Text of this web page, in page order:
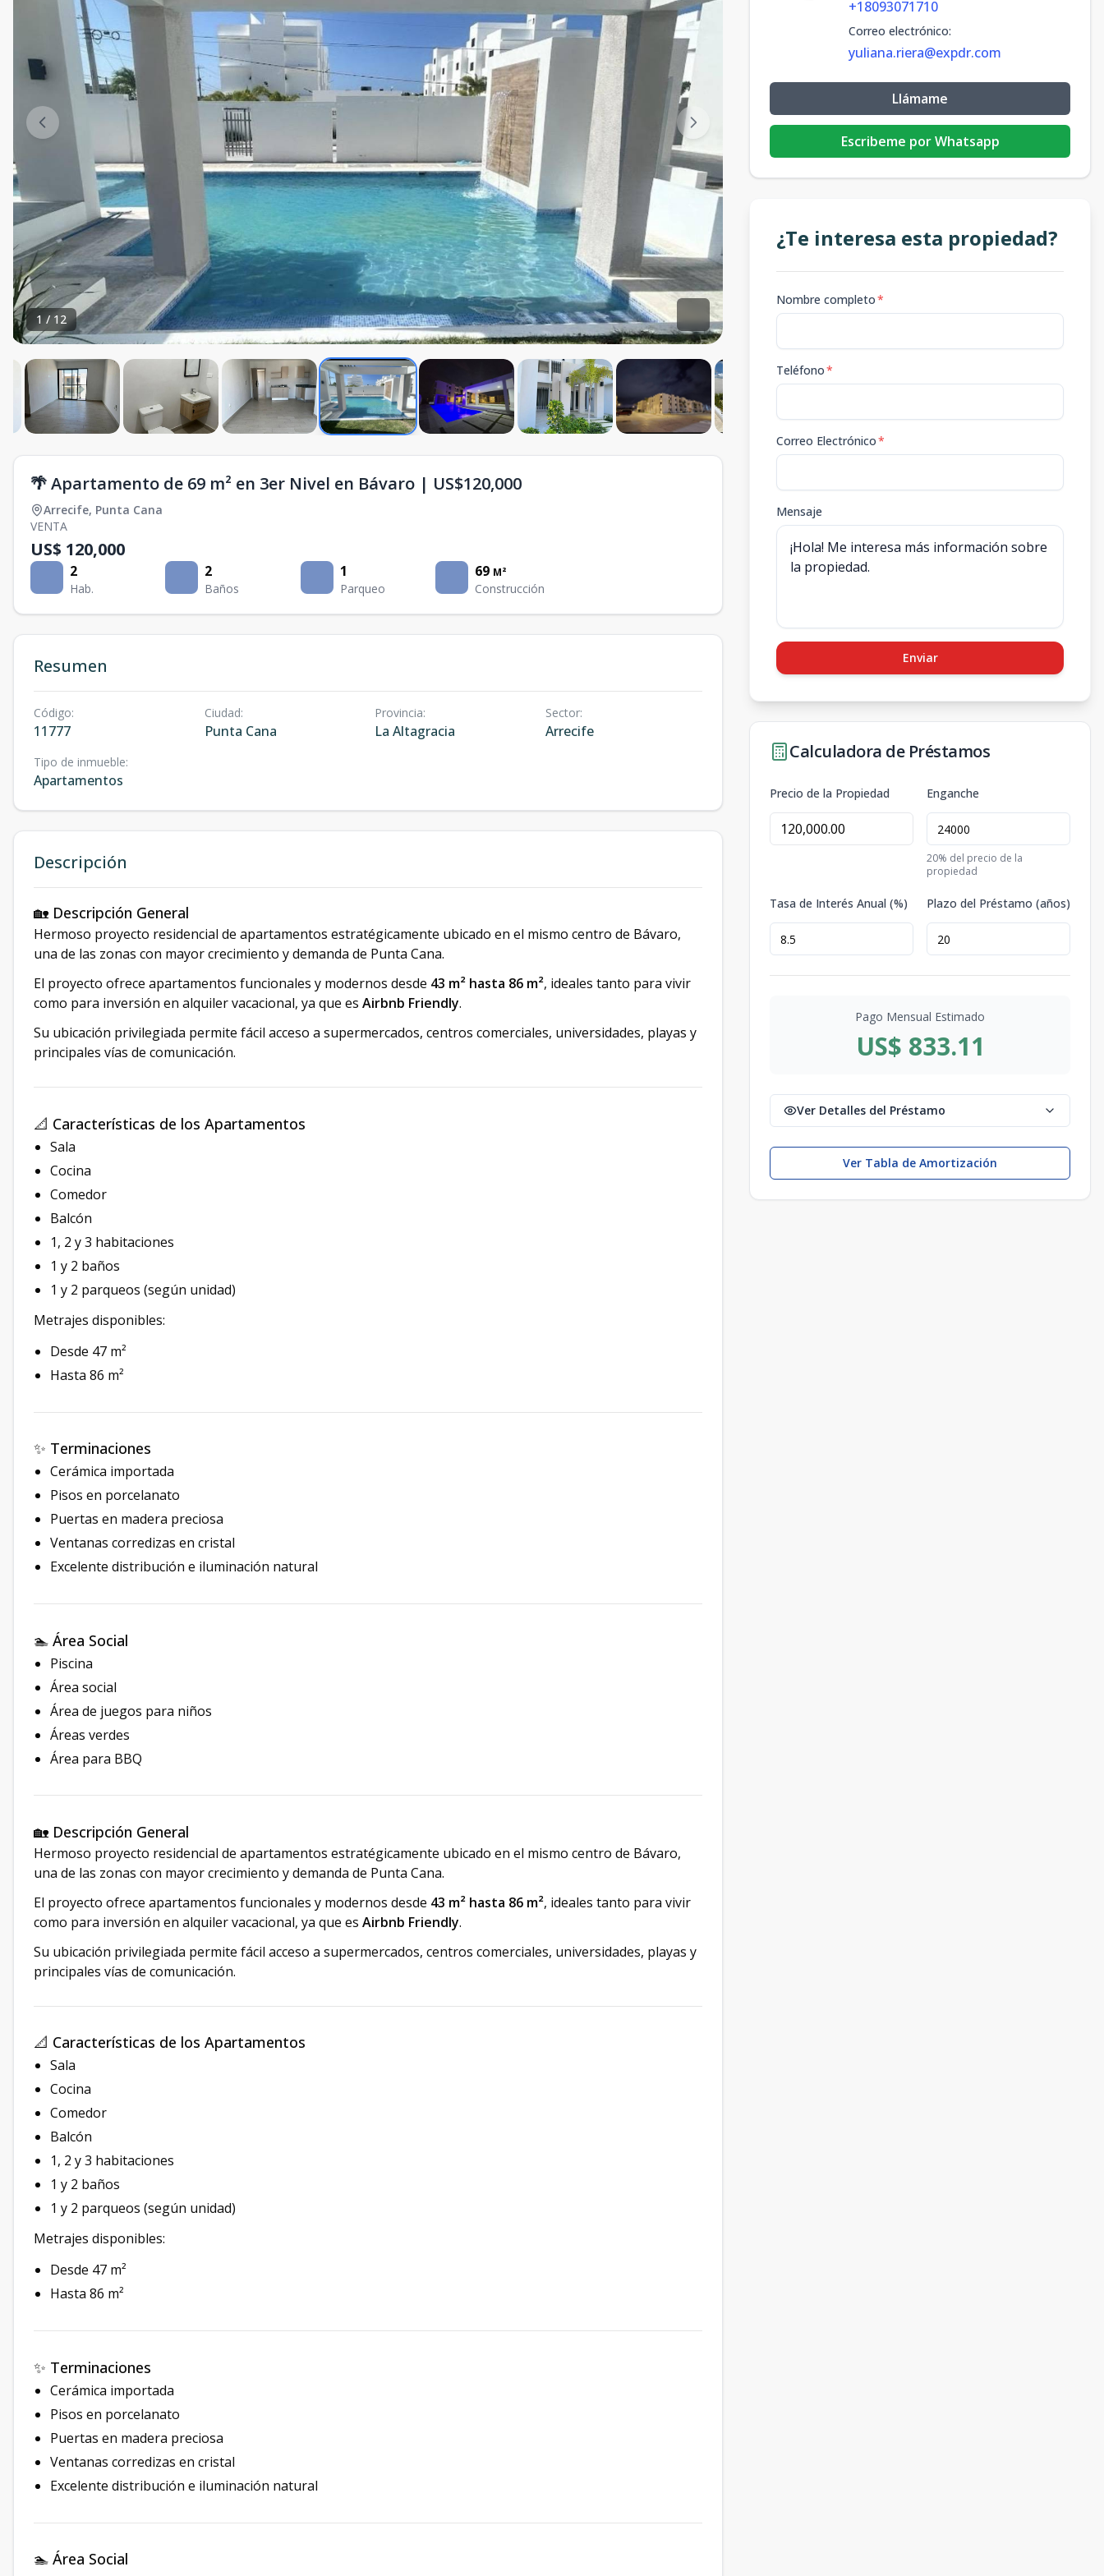
1/ 12
🌴 Apartamento de 69 m² en 3er Nivel en Bávaro | US$120,000
Arrecife, Punta Cana
VENTA
US$ 120,000
2
Hab.
2
Baños
1
Parqueo
69 M²
Construcción
Resumen
Código:
11777
Ciudad:
Punta Cana
Provincia:
La Altagracia
Sector:
Arrecife
Tipo de inmueble:
Apartamentos
Descripción
🏡 Descripción General
Hermoso proyecto residencial de apartamentos estratégicamente ubicado en el mismo centro de Bávaro,
una de las zonas con mayor crecimiento y demanda de Punta Cana.
El proyecto ofrece apartamentos funcionales y modernos desde 43 m² hasta 86 m², ideales tanto para vivir
como para inversión en alquiler vacacional, ya que es Airbnb Friendly.
Su ubicación privilegiada permite fácil acceso a supermercados, centros comerciales, universidades, playas y
principales vías de comunicación.
📐 Características de los Apartamentos
Sala
Cocina
Comedor
Balcón
1, 2 y 3 habitaciones
1 y 2 baños
1 y 2 parqueos (según unidad)
Metrajes disponibles:
Desde 47 m²
Hasta 86 m²
✨ Terminaciones
Cerámica importada
Pisos en porcelanato
Puertas en madera preciosa
Ventanas corredizas en cristal
Excelente distribución e iluminación natural
🏊 Área Social
Piscina
Área social
Área de juegos para niños
Áreas verdes
Área para BBQ
🏡 Descripción General
Hermoso proyecto residencial de apartamentos estratégicamente ubicado en el mismo centro de Bávaro,
una de las zonas con mayor crecimiento y demanda de Punta Cana.
El proyecto ofrece apartamentos funcionales y modernos desde 43 m² hasta 86 m², ideales tanto para vivir
como para inversión en alquiler vacacional, ya que es Airbnb Friendly.
Su ubicación privilegiada permite fácil acceso a supermercados, centros comerciales, universidades, playas y
principales vías de comunicación.
📐 Características de los Apartamentos
Sala
Cocina
Comedor
Balcón
1, 2 y 3 habitaciones
1 y 2 baños
1 y 2 parqueos (según unidad)
Metrajes disponibles:
Desde 47 m²
Hasta 86 m²
✨ Terminaciones
Cerámica importada
Pisos en porcelanato
Puertas en madera preciosa
Ventanas corredizas en cristal
Excelente distribución e iluminación natural
🏊 Área Social
+18093071710
Correo electrónico:
yuliana.riera@expdr.com
Llámame
Escribeme por Whatsapp
¿Te interesa esta propiedad?
Nombre completo*
Teléfono*
Correo Electrónico*
Mensaje
Enviar
Calculadora de Préstamos
Precio de la Propiedad Enganche
20% del precio de la
propiedad
Tasa de Interés Anual (%) Plazo del Préstamo (años)
Pago Mensual Estimado
US$ 833.11
Ver Detalles del Préstamo
Ver Tabla de Amortización